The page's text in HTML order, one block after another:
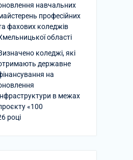
навчальних
професійних
фахових коледжів
області
коледжі, які
державне
на
в межах
«100
році